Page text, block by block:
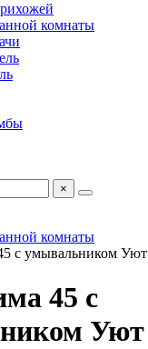
комнаты
×
комнаты
с умывальником Уют
45 с
Уют